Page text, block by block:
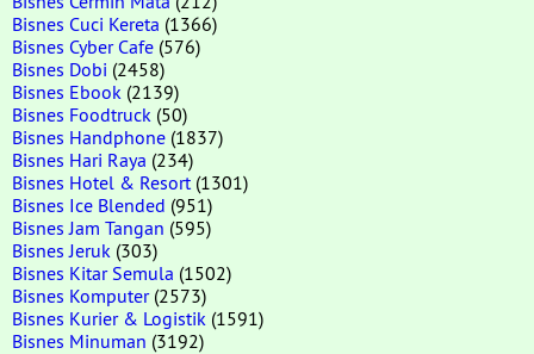
Bisnes Cuci Kereta (1366)
Bisnes Cyber Cafe (576)
Bisnes Dobi (2458)
Bisnes Ebook (2139)
Bisnes Foodtruck (50)
Bisnes Handphone (1837)
Bisnes Hari Raya (234)
Bisnes Hotel & Resort (1301)
Bisnes Ice Blended (951)
Bisnes Jam Tangan (595)
Bisnes Jeruk (303)
Bisnes Kitar Semula (1502)
Bisnes Komputer(2573)
Bisnes Kurier & Logistik (1591)
Bisnes Minuman (3192)